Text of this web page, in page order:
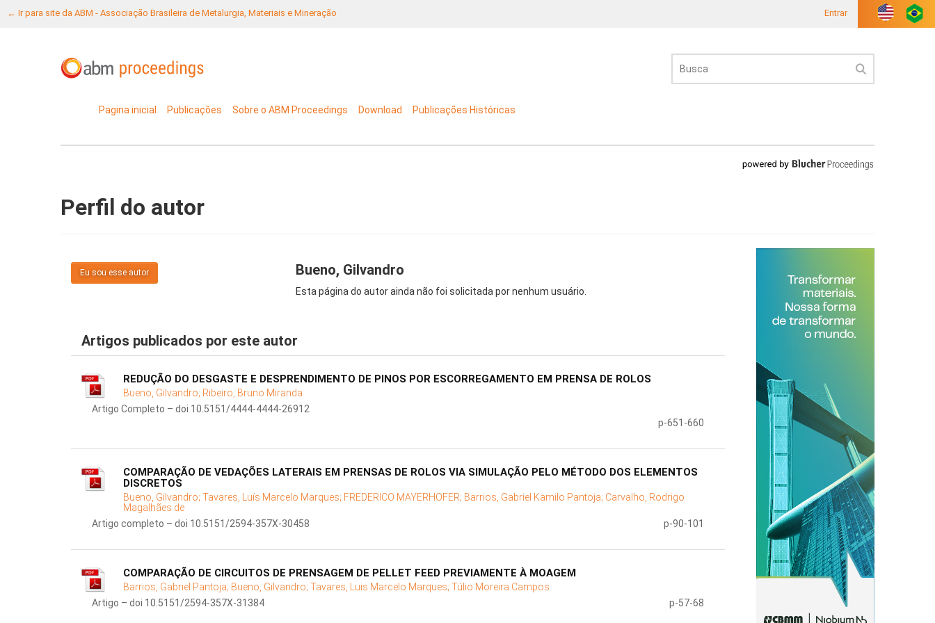
← Ir para site da ABM - Associação Brasileira de Metalurgia, Materiais e Mineração Entrar
Pagina inicial Publicações Sobre o ABM Proceedings Download Publicações Históricas
Perfil do autor
Eu sou esse autor Bueno, Gilvandro
Esta página do autor ainda não foi solicitada por nenhum usuário.
Artigos publicados por este autor
REDUÇÃO DO DESGASTE E DESPRENDIMENTO DE PINOS POR ESCORREGAMENTO EM PRENSA DE ROLOS
Bueno, Gilvandro; Ribeiro, Bruno Miranda
Artigo Completo – doi 10.5151/4444-4444-26912
p-651-660
COMPARAÇÃO DE VEDAÇÕES LATERAIS EM PRENSAS DE ROLOS VIA SIMULAÇÃO PELO MÉTODO DOS ELEMENTOS
DISCRETOS
Bueno, Gilvandro; Tavares, Luís Marcelo Marques; FREDERICO MAYERHOFER; Barrios, Gabriel Kamilo Pantoja; Carvalho, Rodrigo
Magalhães de
Artigo completo – doi 10.5151/2594-357X-30458
p-90-101
COMPARAÇÃO DE CIRCUITOS DE PRENSAGEM DE PELLET FEED PREVIAMENTE À MOAGEM
Barrios, Gabriel Pantoja; Bueno, Gilvandro; Tavares, Luis Marcelo Marques; Túlio Moreira Campos
Artigo – doi 10.5151/2594-357X-31384
p-57-68